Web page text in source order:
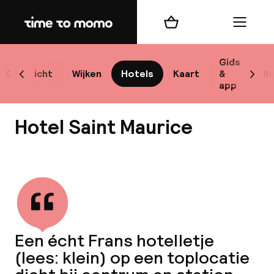
Home
Overzicht Wijken Hotels Kaart
Gids
&
app
Scroll naar links
Winkelmand Menu
Hotel Saint Maurice
Een écht Frans hotelletje
(lees: klein) op een toplocatie